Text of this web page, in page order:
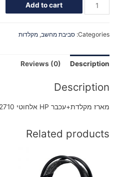
Add to cart
Categories: סביבת מחשב,מקלדות
Description
Reviews (0)
Description
מארז מקלדת+עכבר HP אלחוטי C2710
Related products